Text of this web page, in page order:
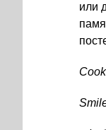
или